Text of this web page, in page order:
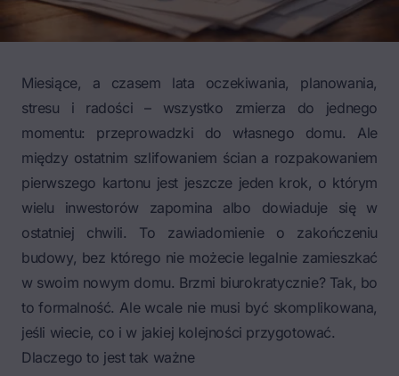
Miesiące, a czasem lata oczekiwania, planowania,
stresu i radości – wszystko zmierza do jednego
momentu: przeprowadzki do własnego domu. Ale
między ostatnim szlifowaniem ścian a rozpakowaniem
pierwszego kartonu jest jeszcze jeden krok, o którym
wielu inwestorów zapomina albo dowiaduje się w
ostatniej chwili. To zawiadomienie o zakończeniu
budowy, bez którego nie możecie legalnie zamieszkać
w swoim nowym domu. Brzmi biurokratycznie? Tak, bo
to formalność. Ale wcale nie musi być skomplikowana,
jeśli wiecie, co i w jakiej kolejności przygotować.
Dlaczego to jest tak ważne